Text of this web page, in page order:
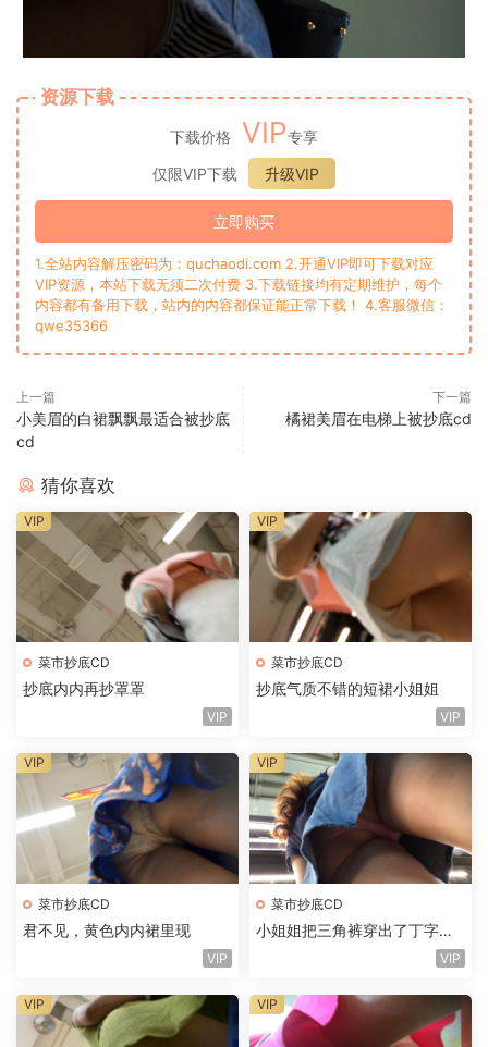
资源下载
下载价格 VIP专享
仅限VIP下载
升级VIP
立即购买
1.全站内容解压密码为：quchaodi.com 2.开通VIP即可下载对应
VIP资源，本站下载无须二次付费 3.下载链接均有定期维护，每个
内容都有备用下载，站内的内容都保证能正常下载！ 4.客服微信：
qwe35366
上一篇
小美眉的白裙飘飘最适合被抄底
cd
下一篇
橘裙美眉在电梯上被抄底cd
猜你喜欢
菜市抄底CD
抄底内内再抄罩罩
VIP
VIP
菜市抄底CD
抄底气质不错的短裙小姐姐
VIP
VIP
菜市抄底CD
君不见，黄色内内裙里现
VIP
VIP
菜市抄底CD
小姐姐把三角裤穿出了丁字裤
VIP
VIP
VIP VIP